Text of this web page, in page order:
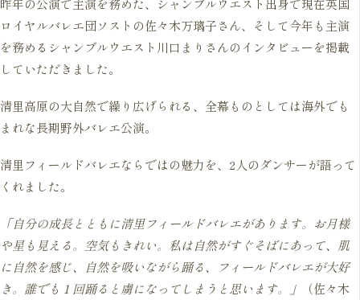
昨年の公演で主演を務めた、シャンブルウエスト出身で現在英国
ロイヤルバレエ団ソストの佐々木万璃子さん、そして今年も主演
を務めるシャンブルウエスト川口まりさんのインタビューを掲載
していただきました。
清里高原の大自然で繰り広げられる、全幕ものとしては海外でも
まれな長期野外バレエ公演。
清里フィールドバレエならではの魅力を、2人のダンサーが語って
くれました。
「自分の成長とともに清里フィールドバレエがあります。お月様
や星も見える。空気もきれい。私は自然がすぐそばにあって、肌
に自然を感じ、自然を吸いながら踊る、フィールドバレエが大好
き。誰でも１回踊ると虜になってしまうと思います。」
（佐々木